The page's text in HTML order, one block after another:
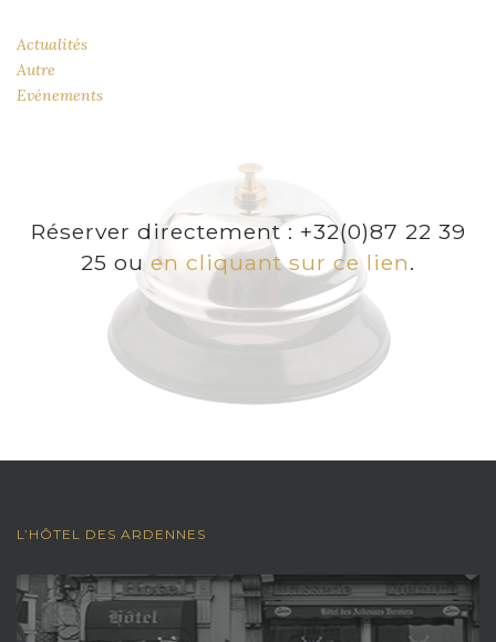
Actualités
Autre
Evénements
Réserver directement : +32(0)87 22 39
25 ou en cliquant sur ce lien.
L’HÔTEL DES ARDENNES